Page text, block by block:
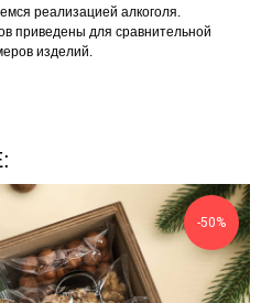
реализацией алкоголя.
приведены для сравнительной
изделий.
-50%